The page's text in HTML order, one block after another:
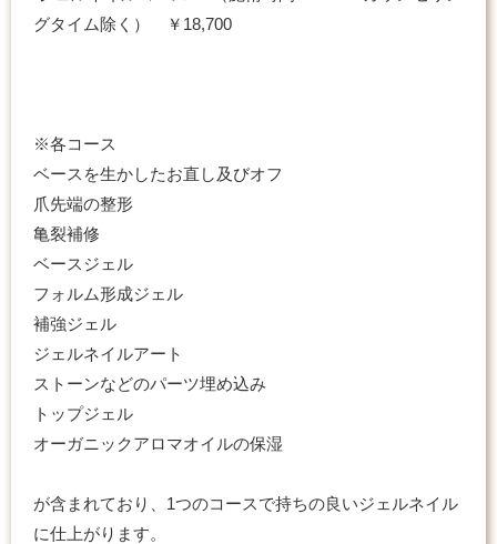
グタイム除く） ￥18,700
※各コース
ベースを生かしたお直し及びオフ
爪先端の整形
亀裂補修
ベースジェル
フォルム形成ジェル
補強ジェル
ジェルネイルアート
ストーンなどのパーツ埋め込み
トップジェル
オーガニックアロマオイルの保湿
が含まれており、1つのコースで持ちの良いジェルネイル
に仕上がります。